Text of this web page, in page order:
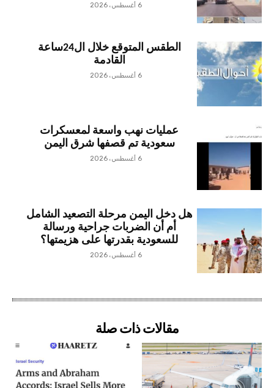
6 أغسطس، 2026
الطقس المتوقع خلال ال24ساعة
القادمة
6 أغسطس، 2026
عمليات نهب واسعة لمعسكرات
سعودية تم قصفها شرق اليمن
6 أغسطس، 2026
هل دخل اليمن مرحلة التصعيد الشامل
أم أن الضربات جراحية ورسالة
للسعودية بقدرتها على هزيمتها؟
6 أغسطس، 2026
مقالات ذات صلة